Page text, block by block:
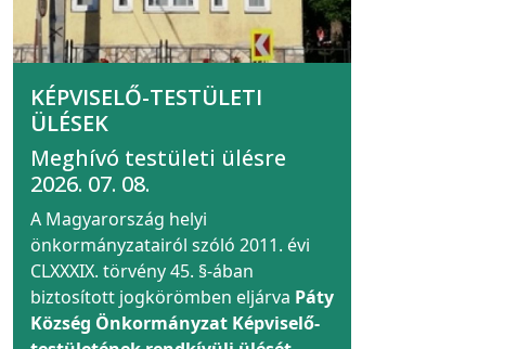
KÉPVISELŐ-TESTÜLETI
ÜLÉSEK
Meghívó testületi ülésre
2026. 07. 08.
A Magyarország helyi
önkormányzatairól szóló 2011. évi
CLXXXIX. törvény 45. §-ában
biztosított jogkörömben eljárva Páty
Község Önkormányzat Képviselő-